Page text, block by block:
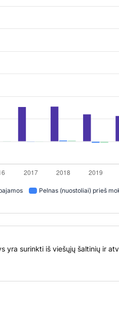
Pelnas (nuostoliai) prieš
yra surinkti iš viešųjų šaltinių ir